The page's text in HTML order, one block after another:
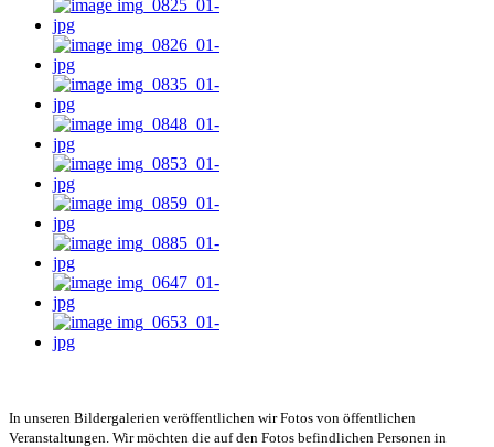
In unseren Bildergalerien veröffentlichen wir Fotos von öffentlichen
Veranstaltungen. Wir möchten die auf den Fotos befindlichen Personen in